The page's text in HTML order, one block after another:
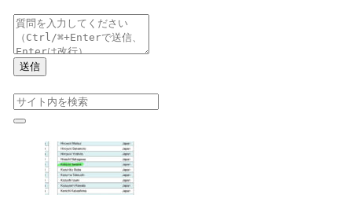
送信